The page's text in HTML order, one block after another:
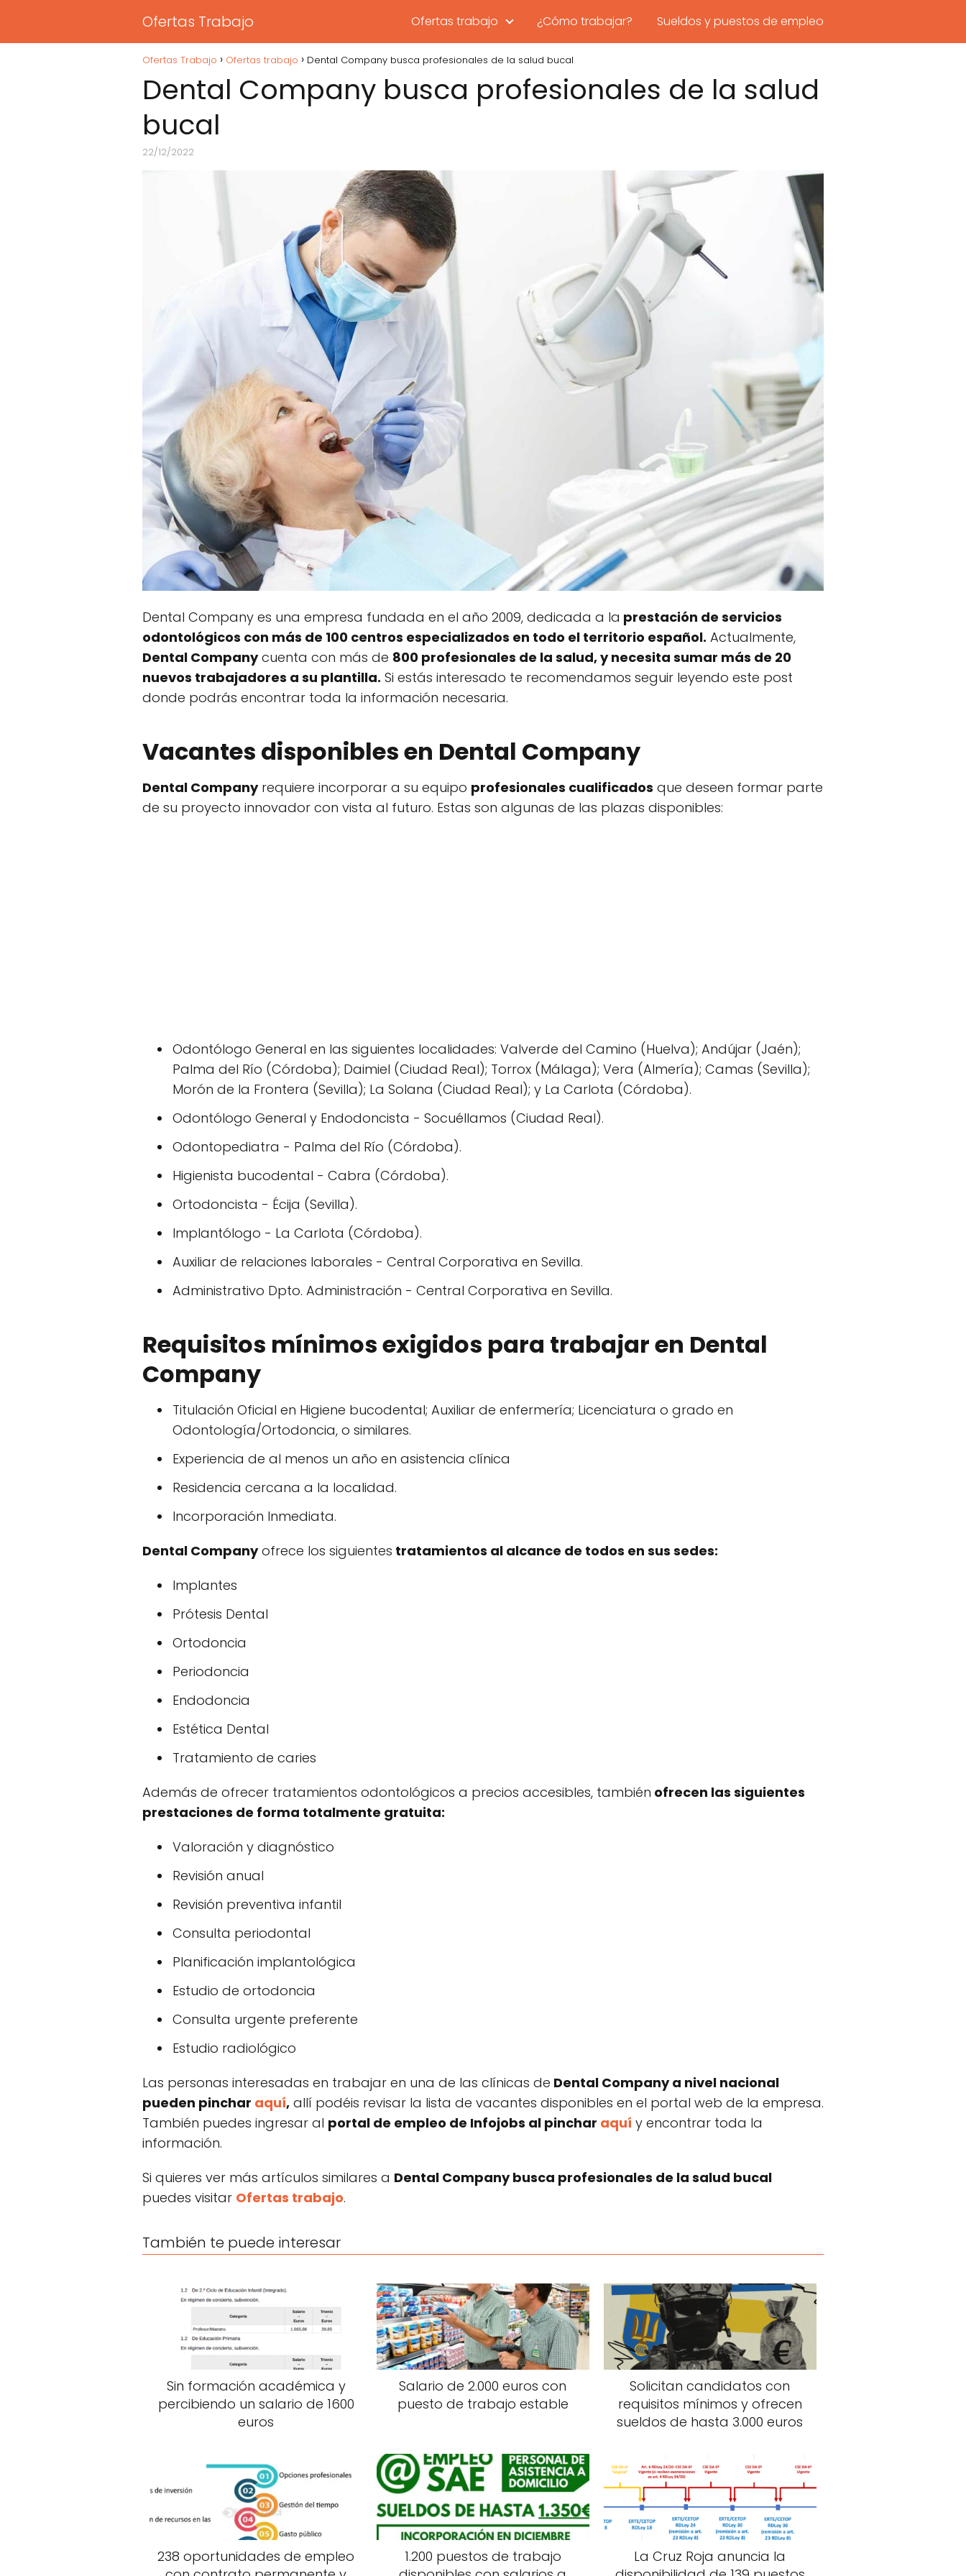
Ofertas Trabajo Ofertas trabajo ¿Cómo trabajar? Sueldos y puestos de empleo
Ofertas Trabajo Ofertas trabajo Dental Company busca profesionales de la salud bucal
Dental Company busca profesionales de la salud
bucal
22/12/2022
Dental Company es una empresa fundada en el año 2009, dedicada a la prestación de servicios
odontológicos con más de 100 centros especializados en todo el territorio español. Actualmente,
Dental Companycuenta con más de 800 profesionales de la salud, y necesita sumar más de 20
nuevos trabajadores a su plantilla. Si estás interesado te recomendamos seguir leyendo este post
donde podrás encontrar toda la información necesaria.
Vacantes disponibles en Dental Company
Dental Companyrequiere incorporar a su equipo profesionales cualificados que deseen formar parte
de su proyecto innovador con vista al futuro. Estas son algunas de las plazas disponibles:
Odontólogo General en las siguientes localidades: Valverde del Camino (Huelva); Andújar (Jaén);
Palma del Río (Córdoba); Daimiel (Ciudad Real); Torrox (Málaga); Vera (Almería); Camas (Sevilla);
Morón de la Frontera (Sevilla); La Solana (Ciudad Real); y La Carlota (Córdoba).
Odontólogo General y Endodoncista - Socuéllamos (Ciudad Real).
Odontopediatra - Palma del Río (Córdoba).
Higienista bucodental - Cabra (Córdoba).
Ortodoncista - Écija (Sevilla).
Implantólogo - La Carlota (Córdoba).
Auxiliar de relaciones laborales - Central Corporativa en Sevilla.
Administrativo Dpto. Administración - Central Corporativa en Sevilla.
Requisitos mínimos exigidos para trabajar en Dental
Company
Titulación Oficial en Higiene bucodental; Auxiliar de enfermería; Licenciatura o grado en
Odontología/Ortodoncia, o similares.
Experiencia de al menos un año en asistencia clínica
Residencia cercana a la localidad.
Incorporación Inmediata.
Dental Companyofrece los siguientes tratamientos al alcance de todos en sus sedes:
Implantes
Prótesis Dental
Ortodoncia
Periodoncia
Endodoncia
Estética Dental
Tratamiento de caries
Además de ofrecer tratamientos odontológicos a precios accesibles, también ofrecen las siguientes
prestaciones de forma totalmente gratuita:
Valoración y diagnóstico
Revisión anual
Revisión preventiva infantil
Consulta periodontal
Planificación implantológica
Estudio de ortodoncia
Consulta urgente preferente
Estudio radiológico
Las personas interesadas en trabajar en una de las clínicas de Dental Company a nivel nacional
pueden pinchar aquí, allí podéis revisar la lista de vacantes disponibles en el portal web de la empresa.
También puedes ingresar al portal de empleo de Infojobs al pinchar aquí y encontrar toda la
información.
Si quieres ver más artículos similares a Dental Company busca profesionales de la salud bucal
puedes visitar Ofertas trabajo.
También te puede interesar
Sin formación académica y
percibiendo un salario de 1600
euros
Salario de 2.000 euros con
puesto de trabajo estable
Solicitan candidatos con
requisitos mínimos y ofrecen
sueldos de hasta 3.000 euros
238 oportunidades de empleo
1.200 puestos de trabajo
La Cruz Roja anuncia la